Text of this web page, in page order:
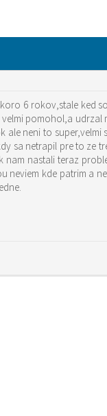
6 rokov,stale ked
pomohol,a udrzal
ale neni to
sa netrapil pre to ze
nam nastali teraz
neviem kde patrim a